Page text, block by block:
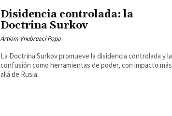
Disidencia controlada: la
Doctrina Surkov
Artiom Vnebreaci Popa
La Doctrina Surkov promueve la disidencia controlada y la
confusión como herramientas de poder, con impacto más
allá de Rusia.